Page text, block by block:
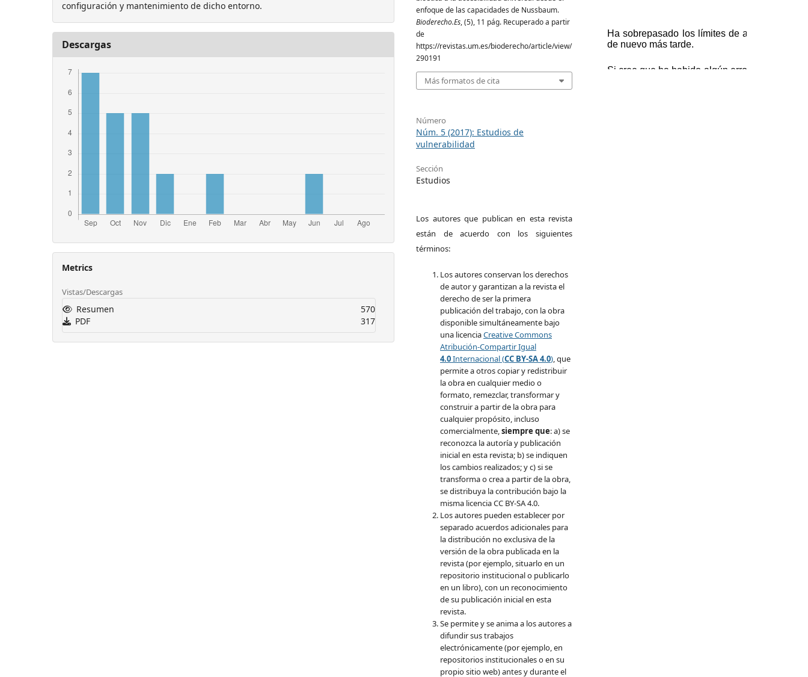
configuración y mantenimiento de dicho entorno.
Descargas
Metrics
Vistas/Descargas
Resumen
570
PDF
317
enfoque de las capacidades de Nussbaum.
Bioderecho.Es, (5), 11 pág. Recuperado a partir
de
https://revistas.um.es/bioderecho/article/view/
290191
Más formatos de cita
Número
Núm. 5 (2017): Estudios de
vulnerabilidad
Sección
Estudios
Los autores que publican en esta revista
están de acuerdo con los siguientes
términos:
Los autores conservan los derechos
de autor y garantizan a la revista el
derecho de ser la primera
publicación del trabajo, con la obra
disponible simultáneamente bajo
una licenciaCreative Commons
Atribución-Compartir Igual
4.0Internacional (CC BY-SA 4.0), que
permite a otros copiar y redistribuir
la obra en cualquier medio o
formato, remezclar, transformar y
construir a partir de la obra para
cualquier propósito, incluso
comercialmente,siempre que: a) se
reconozca la autoría y publicación
inicial en esta revista; b) se indiquen
los cambios realizados; y c) si se
transforma o crea a partir de la obra,
se distribuya la contribución bajo la
misma licencia CC BY-SA 4.0.
Los autores pueden establecer por
separado acuerdos adicionales para
la distribución no exclusiva de la
versión de la obra publicada en la
revista (por ejemplo, situarlo en un
repositorio institucional o publicarlo
en un libro), con un reconocimiento
de su publicación inicial en esta
revista.
Se permite y se anima a los autores a
difundir sus trabajos
electrónicamente (por ejemplo, en
repositorios institucionales o en su
propio sitio web) antes y durante el